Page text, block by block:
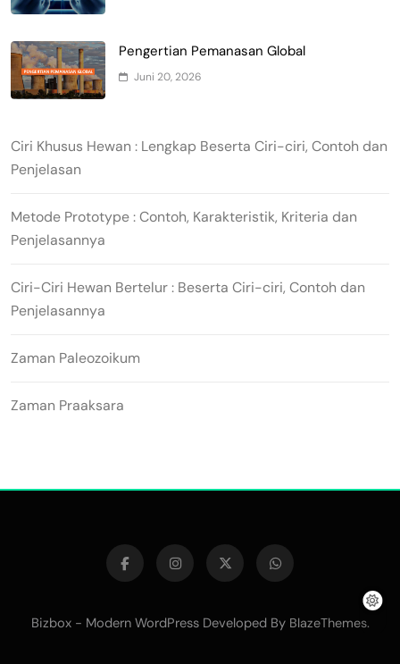
Pengertian Pemanasan Global
Juni 20, 2026
Ciri Khusus Hewan : Lengkap Beserta Ciri-ciri, Contoh dan
Penjelasan
Metode Prototype : Contoh, Karakteristik, Kriteria dan
Penjelasannya
Ciri-Ciri Hewan Bertelur : Beserta Ciri-ciri, Contoh dan
Penjelasannya
Zaman Paleozoikum
Zaman Praaksara
Bizbox - Modern WordPress Developed By BlazeThemes.